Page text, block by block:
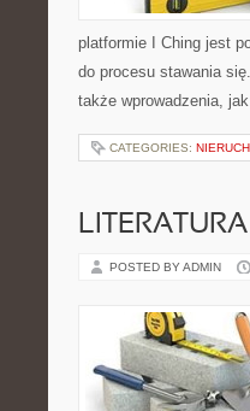
platformie I Ching jest
do procesu stawania
także wprowadzenia,
CATEGORIES:
POSTED BY ADMIN